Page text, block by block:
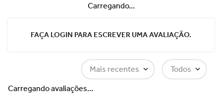
Carregando…
FAÇA LOGIN PARA ESCREVER UMA AVALIAÇÃO.
Mais recentes Todos
Carregando avaliações…